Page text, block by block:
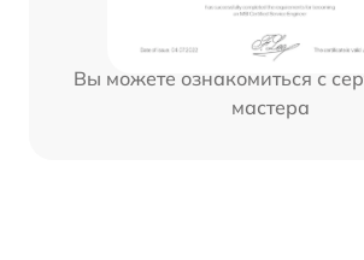
Вы можете ознакомиться с
мастера